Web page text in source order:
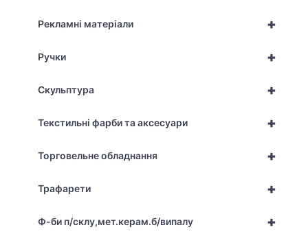
+
Рекламні матеріали
+
Ручки
+
Скульптура
+
Текстильні фарби та аксесуари
+
Торговельне обладнання
+
Трафарети
+
Ф-би п/склу,мет.керам.б/випалу